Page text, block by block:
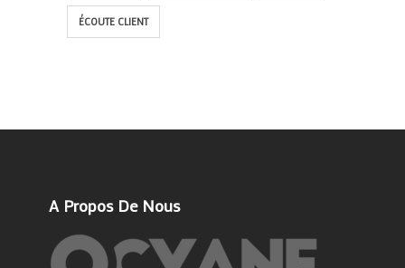
ÉCOUTE CLIENT
A Propos De Nous